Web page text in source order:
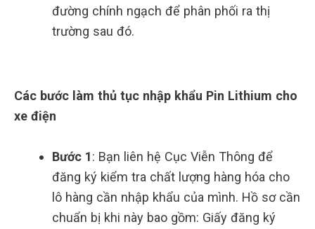
đường chính ngạch để phân phối ra thị
trường sau đó.
Các bước làm thủ tục nhập khẩu Pin Lithium cho
xe điện
Bước 1: Bạn liên hệ Cục Viễn Thông để
đăng ký kiểm tra chất lượng hàng hóa cho
lô hàng cần nhập khẩu của mình. Hồ sơ cần
chuẩn bị khi này bao gồm: Giấy đăng ký